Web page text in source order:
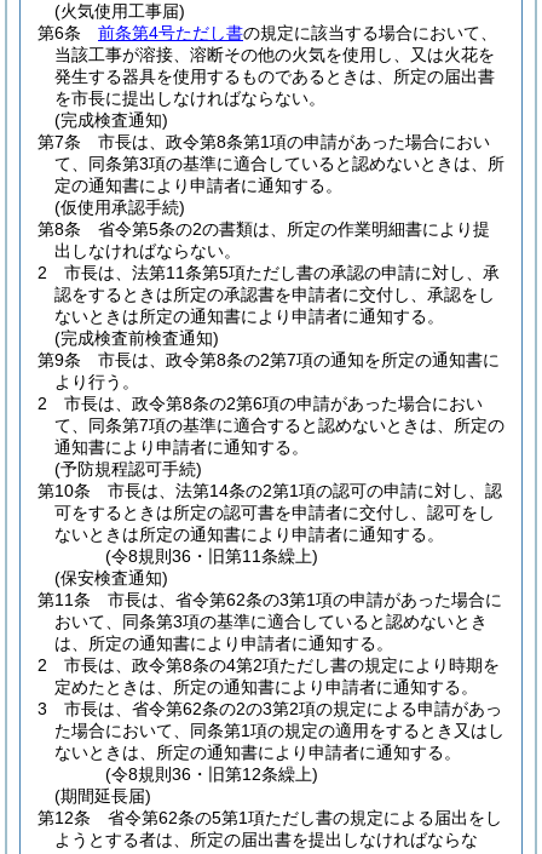
(火気使用工事届)
第6条
前条第4号ただし書の規定に該当する場合において、
当該工事が溶接、溶断その他の火気を使用し、又は火花を
発生する器具を使用するものであるときは、所定の届出書
を市長に提出しなければならない。
(完成検査通知)
第7条
市長は、政令第8条第1項の申請があった場合におい
て、同条第3項の基準に適合していると認めないときは、所
定の通知書により申請者に通知する。
(仮使用承認手続)
第8条
省令第5条の2の書類は、所定の作業明細書により提
出しなければならない。
2
市長は、法第11条第5項ただし書の承認の申請に対し、承
認をするときは所定の承認書を申請者に交付し、承認をし
ないときは所定の通知書により申請者に通知する。
(完成検査前検査通知)
第9条
市長は、政令第8条の2第7項の通知を所定の通知書に
より行う。
2
市長は、政令第8条の2第6項の申請があった場合におい
て、同条第7項の基準に適合すると認めないときは、所定の
通知書により申請者に通知する。
(予防規程認可手続)
第10条
市長は、法第14条の2第1項の認可の申請に対し、認
可をするときは所定の認可書を申請者に交付し、認可をし
ないときは所定の通知書により申請者に通知する。
(令8規則36・旧第11条繰上)
(保安検査通知)
第11条
市長は、省令第62条の3第1項の申請があった場合に
おいて、同条第3項の基準に適合していると認めないとき
は、所定の通知書により申請者に通知する。
2
市長は、政令第8条の4第2項ただし書の規定により時期を
定めたときは、所定の通知書により申請者に通知する。
3
市長は、省令第62条の2の3第2項の規定による申請があっ
た場合において、同条第1項の規定の適用をするとき又はし
ないときは、所定の通知書により申請者に通知する。
(令8規則36・旧第12条繰上)
(期間延長届)
第12条
省令第62条の5第1項ただし書の規定による届出をし
ようとする者は、所定の届出書を提出しなければならな